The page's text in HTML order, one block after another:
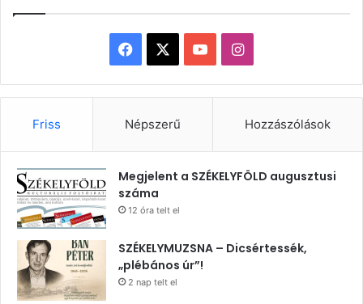
Facebook YouTubeInstagram
Friss Népszerű Hozzászólások
Megjelent a SZÉKELYFÖLD augusztusi
száma
12 óra telt el
SZÉKELYMUZSNA – Dicsértessék,
„plébános úr”!
2 nap telt el